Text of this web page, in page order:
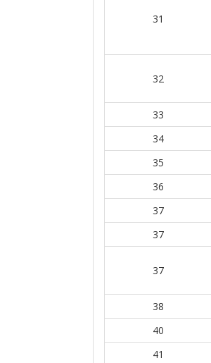
31
32
33
34
35
36
37
37
37
38
40
41